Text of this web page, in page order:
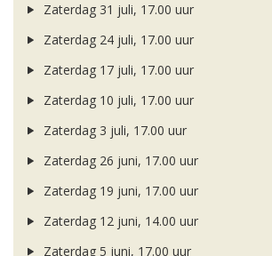
Zaterdag 31 juli, 17.00 uur
Zaterdag 24 juli, 17.00 uur
Zaterdag 17 juli, 17.00 uur
Zaterdag 10 juli, 17.00 uur
Zaterdag 3 juli, 17.00 uur
Zaterdag 26 juni, 17.00 uur
Zaterdag 19 juni, 17.00 uur
Zaterdag 12 juni, 14.00 uur
Zaterdag 5 juni, 17.00 uur